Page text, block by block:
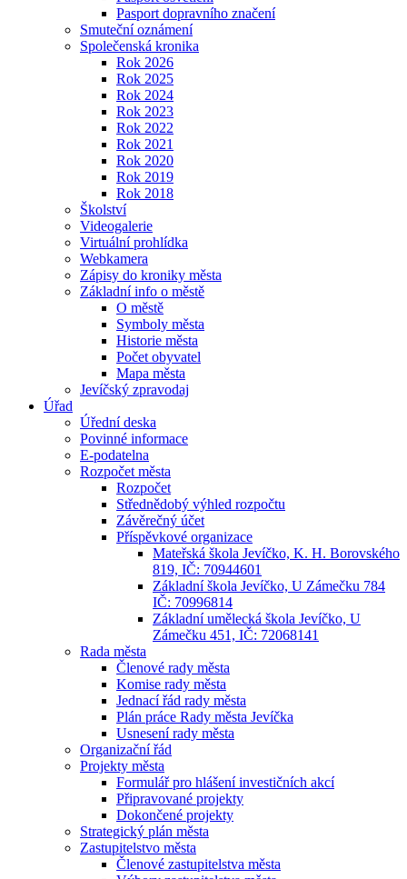
Pasport dopravního značení
Smuteční oznámení
Společenská kronika
Rok 2026
Rok 2025
Rok 2024
Rok 2023
Rok 2022
Rok 2021
Rok 2020
Rok 2019
Rok 2018
Školství
Videogalerie
Virtuální prohlídka
Webkamera
Zápisy do kroniky města
Základní info o městě
O městě
Symboly města
Historie města
Počet obyvatel
Mapa města
Jevíčský zpravodaj
Úřad
Úřední deska
Povinné informace
E-podatelna
Rozpočet města
Rozpočet
Střednědobý výhled rozpočtu
Závěrečný účet
Příspěvkové organizace
Mateřská škola Jevíčko, K. H. Borovského
819, IČ: 70944601
Základní škola Jevíčko, U Zámečku 784
IČ: 70996814
Základní umělecká škola Jevíčko, U
Zámečku 451, IČ: 72068141
Rada města
Členové rady města
Komise rady města
Jednací řád rady města
Plán práce Rady města Jevíčka
Usnesení rady města
Organizační řád
Projekty města
Formulář pro hlášení investičních akcí
Připravované projekty
Dokončené projekty
Strategický plán města
Zastupitelstvo města
Členové zastupitelstva města